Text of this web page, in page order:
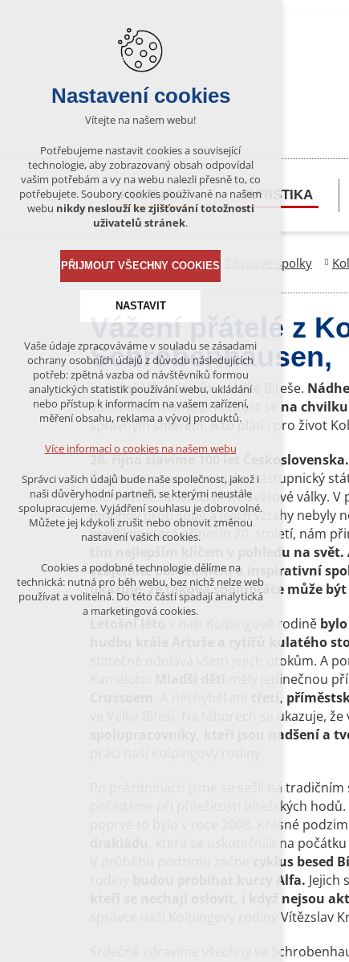
KULTURA TURISTIKA
Bítešsko Kultura Zájmové spolky
Vážení přátelé z
Schrobenhausen,
srdečně Vás zdravím z Velké Bíteše.
Všichni tak máme příležitost se
na
správným směrem. A to platí i pro život
28. října slavíme 100 let Československa.
Česku, které se vnímá jako nástupnický
monarchie na konci první světové války. V
mnohdy proti sobě a jejich vztahy nebyly
konflikty, které přineslo 20. století, nám
tím nejlepším klíčem v pohledu na
vzájemné porozumění a inspirativní
ukazuje, že taková spolupráce může
v naší Kolpingově rodině
hudbu krále Artuše a rytířů kulatého
statečně odolává všem jejich útokům. A
měly jedinečnou
třetí,
ve Velké Bíteši. Na táborech se ukazuje, že
spolupracovníky, kteří jsou nadšení a
Po prázdninách jsme se sešli na
pořádáme při příležitosti bítešských hodů.
poprvé to bylo v roce 2008. Krásné
která se uskutečnila na
cyklus besed
budou probíhat kurzy Alfa. Jejich
kteří se nechají oslovit, i když nejsou
správce naší Kolpingovy rodiny Vítězslav
Srdečně zdravíme všechny ve
Nastavení cookies
Vítejte na našem webu!
Potřebujeme nastavit cookies a související
technologie, aby zobrazovaný obsah odpovídal
vašim potřebám a vy na webu nalezli přesně to, co
potřebujete. Soubory cookies používané na našem
webu nikdy neslouží ke zjišťování totožnosti
uživatelů stránek.
PŘIJMOUT VŠECHNY COOKIES
NASTAVIT
Technická cookies
nutná pro provozování webu
udržení kontextu stránek (session):
případná přihlášení, volby jazyka, apod.
analytická pro anonymizované
vyhodnocení návštěvnosti
marketingová cookies (Google)
Více informací o cookies na našem webu
ODMÍTNOUT VŠE
Vaše údaje zpracováváme v souladu se zásadami
ochrany osobních údajů z důvodu následujících
potřeb: zpětná vazba od návštěvníků formou
analytických statistik používání webu, ukládání
nebo přístup k informacím na vašem zařízení,
měření obsahu, reklama a vývoj produktů.
Více informací o cookies na našem webu
Správci vašich údajů bude naše společnost, jakož i
naši důvěryhodní partneři, se kterými neustále
spolupracujeme. Vyjádření souhlasu je dobrovolné.
Můžete jej kdykoli zrušit nebo obnovit změnou
nastavení vašich cookies.
Cookies a podobné technologie dělíme na
technická: nutná pro běh webu, bez nichž nelze web
používat a volitelná. Do této části spadají analytická
a marketingová cookies.